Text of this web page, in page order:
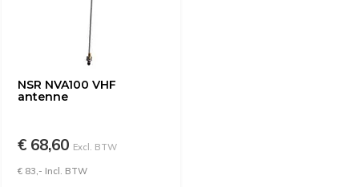
NSR NVA100 VHF
antenne
€ 68,60 Excl. BTW
€ 83,- Incl. BTW